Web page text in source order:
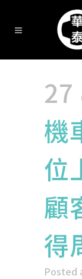
27
機
位
顧
得
Posted